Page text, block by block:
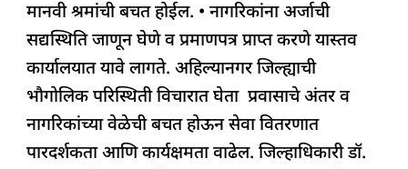
मानवी श्रमांची बचत होईल. • नागरिकांना अर्जाची
सद्यस्थिति जाणून घेणे व प्रमाणपत्र प्राप्त करणे यास्तव
कार्यालयात यावे लागते. अहिल्यानगर जिल्ह्याची
भौगोलिक परिस्थिती विचारात घेता प्रवासाचे अंतर व
नागरिकांच्या वेळेची बचत होऊन सेवा वितरणात
पारदर्शकता आणि कार्यक्षमता वाढेल. जिल्हाधिकारी डॉ.